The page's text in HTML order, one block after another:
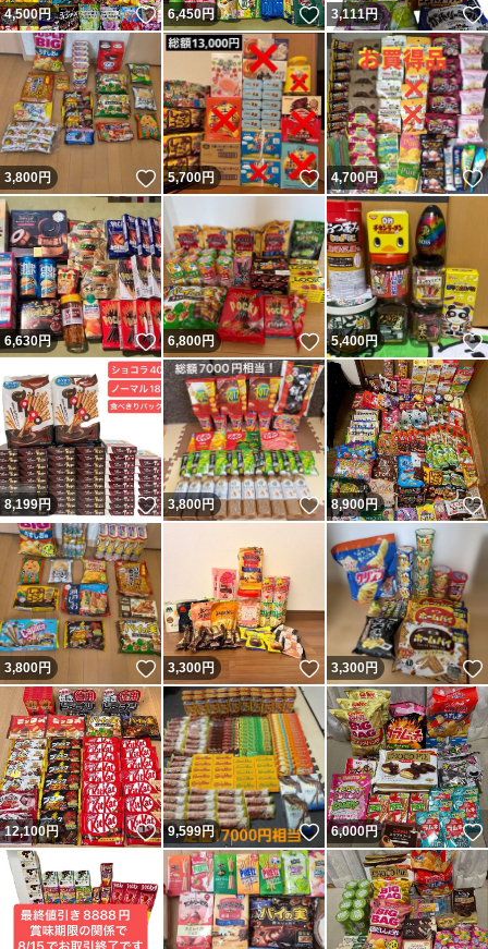
4,500円 いいね！
6,450円 いいね！
3,111円
3,800円 いいね！
5,700円 いいね！
4,700円
6,630円 いいね！
6,800円 いいね！
5,400円
8,199円 いいね！
3,800円 いいね！
8,900円
3,800円 いいね！
3,300円 いいね！
3,300円
12,100円 いいね！
9,599円 いいね！
6,000円